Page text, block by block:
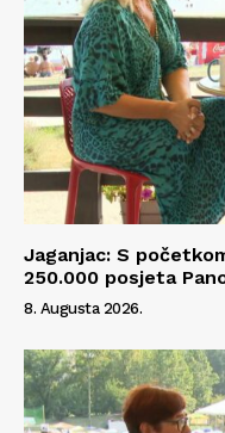
Jaganjac: S
250.000 posjeta
8. Augusta 2026.